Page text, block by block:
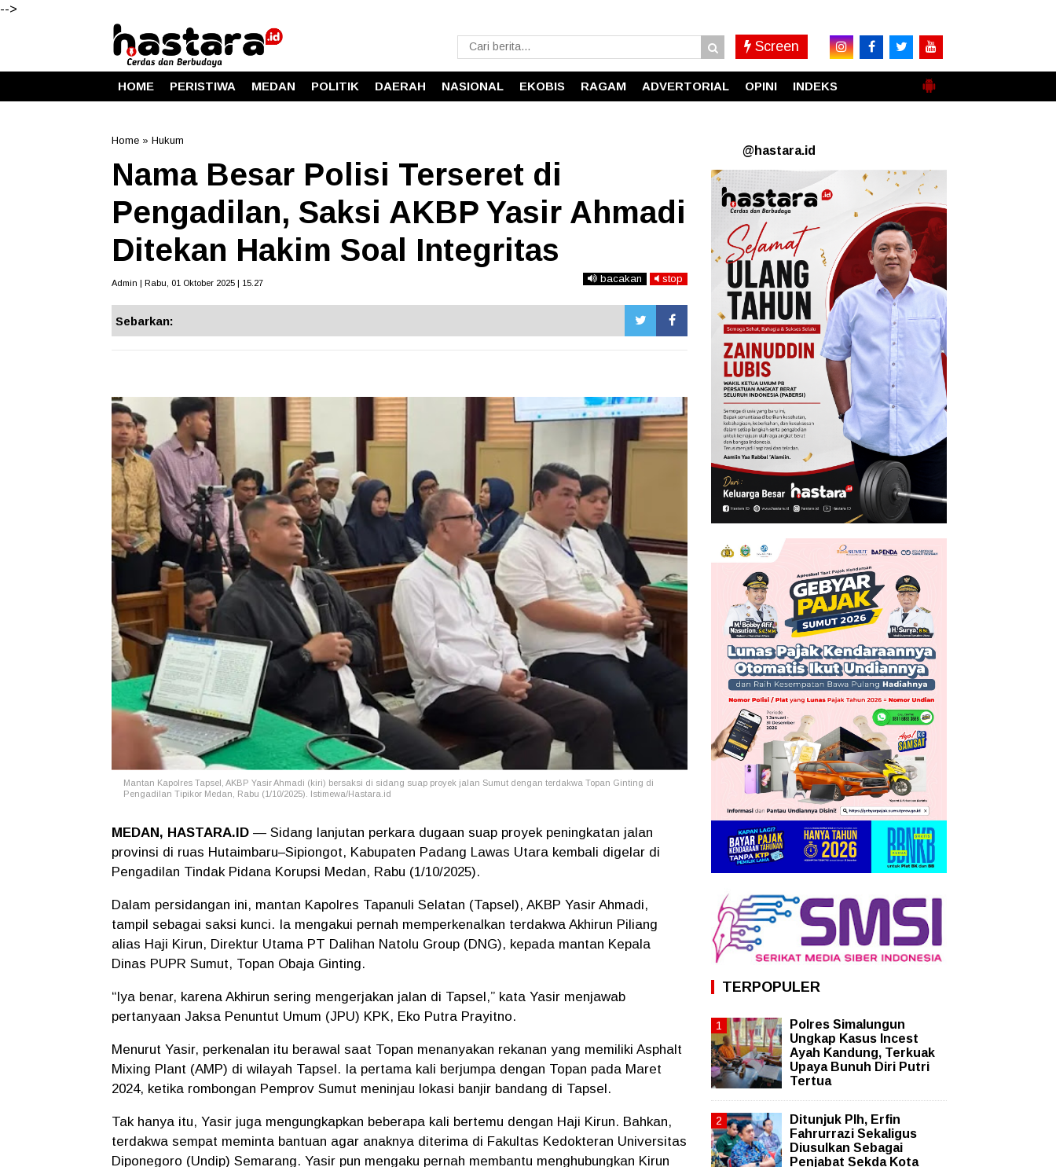
-->
Screen
HOME PERISTIWA MEDAN POLITIK DAERAH NASIONAL EKOBIS RAGAM ADVERTORIAL OPINI INDEKS
Home » Hukum
Nama Besar Polisi Terseret di
Pengadilan, Saksi AKBP Yasir Ahmadi
Ditekan Hakim Soal Integritas
Admin | Rabu, 01 Oktober 2025 | 15.27 bacakan stop
Sebarkan:
Mantan Kapolres Tapsel, AKBP Yasir Ahmadi (kiri) bersaksi di sidang suap proyek jalan Sumut dengan terdakwa Topan Ginting di
Pengadilan Tipikor Medan, Rabu (1/10/2025). Istimewa/Hastara.id
MEDAN, HASTARA.ID — Sidang lanjutan perkara dugaan suap proyek peningkatan jalan
provinsi di ruas Hutaimbaru–Sipiongot, Kabupaten Padang Lawas Utara kembali digelar di
Pengadilan Tindak Pidana Korupsi Medan, Rabu (1/10/2025).
Dalam persidangan ini, mantan Kapolres Tapanuli Selatan (Tapsel), AKBP Yasir Ahmadi,
tampil sebagai saksi kunci. Ia mengakui pernah memperkenalkan terdakwa Akhirun Piliang
alias Haji Kirun, Direktur Utama PT Dalihan Natolu Group (DNG), kepada mantan Kepala
Dinas PUPR Sumut, Topan Obaja Ginting.
“Iya benar, karena Akhirun sering mengerjakan jalan di Tapsel,” kata Yasir menjawab
pertanyaan Jaksa Penuntut Umum (JPU) KPK, Eko Putra Prayitno.
Menurut Yasir, perkenalan itu berawal saat Topan menanyakan rekanan yang memiliki Asphalt
Mixing Plant (AMP) di wilayah Tapsel. Ia pertama kali berjumpa dengan Topan pada Maret
2024, ketika rombongan Pemprov Sumut meninjau lokasi banjir bandang di Tapsel.
Tak hanya itu, Yasir juga mengungkapkan beberapa kali bertemu dengan Haji Kirun. Bahkan,
terdakwa sempat meminta bantuan agar anaknya diterima di Fakultas Kedokteran Universitas
Diponegoro (Undip) Semarang. Yasir pun mengaku pernah membantu menghubungkan Kirun
@hastara.id
TERPOPULER
Polres Simalungun
Ungkap Kasus Incest
Ayah Kandung, Terkuak
Upaya Bunuh Diri Putri
Tertua
Ditunjuk Plh, Erfin
Fahrurrazi Sekaligus
Diusulkan Sebagai
Penjabat Sekda Kota